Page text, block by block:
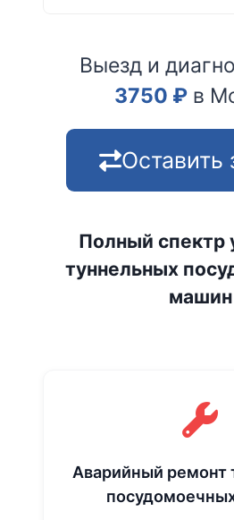
Выезд и
3750 ₽ в
Оставить
Полный спектр
туннельных
машин
Аварийный ремонт